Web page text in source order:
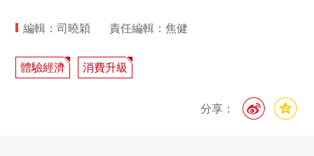
編輯：司曉穎 責任編輯：焦健
體驗經濟 消費升級
分享：